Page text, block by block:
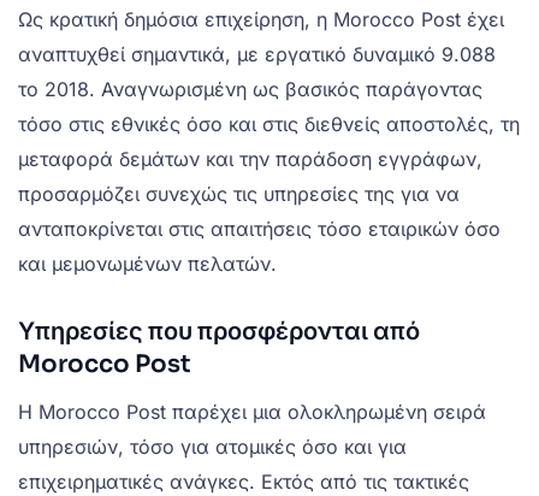
Ως κρατική δημόσια επιχείρηση, η Morocco Post έχει
αναπτυχθεί σημαντικά, με εργατικό δυναμικό 9.088
το 2018. Αναγνωρισμένη ως βασικός παράγοντας
τόσο στις εθνικές όσο και στις διεθνείς αποστολές, τη
μεταφορά δεμάτων και την παράδοση εγγράφων,
προσαρμόζει συνεχώς τις υπηρεσίες της για να
ανταποκρίνεται στις απαιτήσεις τόσο εταιρικών όσο
και μεμονωμένων πελατών.
Υπηρεσίες που προσφέρονται από
Morocco Post
Η Morocco Post παρέχει μια ολοκληρωμένη σειρά
υπηρεσιών, τόσο για ατομικές όσο και για
επιχειρηματικές ανάγκες. Εκτός από τις τακτικές